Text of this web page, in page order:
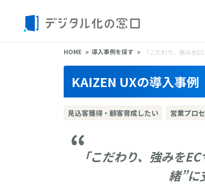
HOME 導入事例を探す 「こだわり、強みを
KAIZEN UXの導入事例
見込客獲得・顧客育成したい 営業プロ
「こだわり、強みを
緒”に